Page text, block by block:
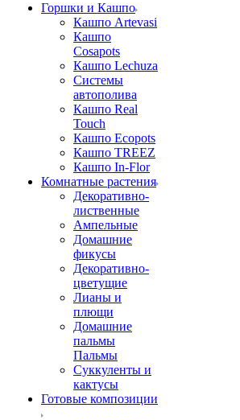
Горшки и Кашпо
Кашпо Artevasi
Кашпо
Cosapots
Кашпо Lechuza
Системы
автополива
Кашпо Real
Touch
Кашпо Ecopots
Кашпо TREEZ
Кашпо In-Flor
Комнатные растения
Декоративно-
лиственные
Ампельные
Домашние
фикусы
Декоративно-
цветущие
Лианы и
плющи
Домашние
пальмы
Пальмы
Суккуленты и
кактусы
Готовые композиции